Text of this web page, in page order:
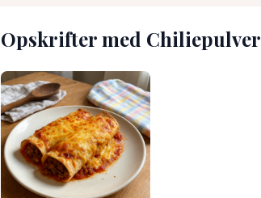
Opskrifter med Chiliepulver